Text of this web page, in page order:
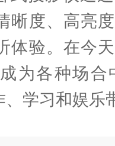
晰度、高亮
体验。在今
为各种场
学习和娱乐